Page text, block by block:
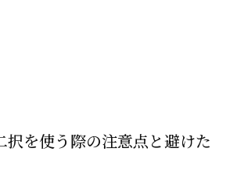
択を使う際の注意点と避けた